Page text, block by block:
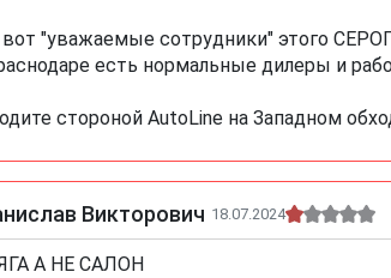
вот "уважаемые сотрудники" этого
есть нормальные дилеры и
стороной AutoLine на Западном
Викторович 18.07.2024
А НЕ САЛОН